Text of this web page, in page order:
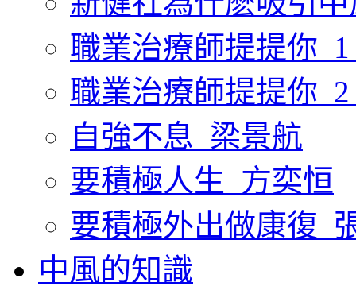
職業治療師提提你
職業治療師提提你
自強不息_梁景航
要積極人生_方奕恒
要積極外出做康復_
中風的知識